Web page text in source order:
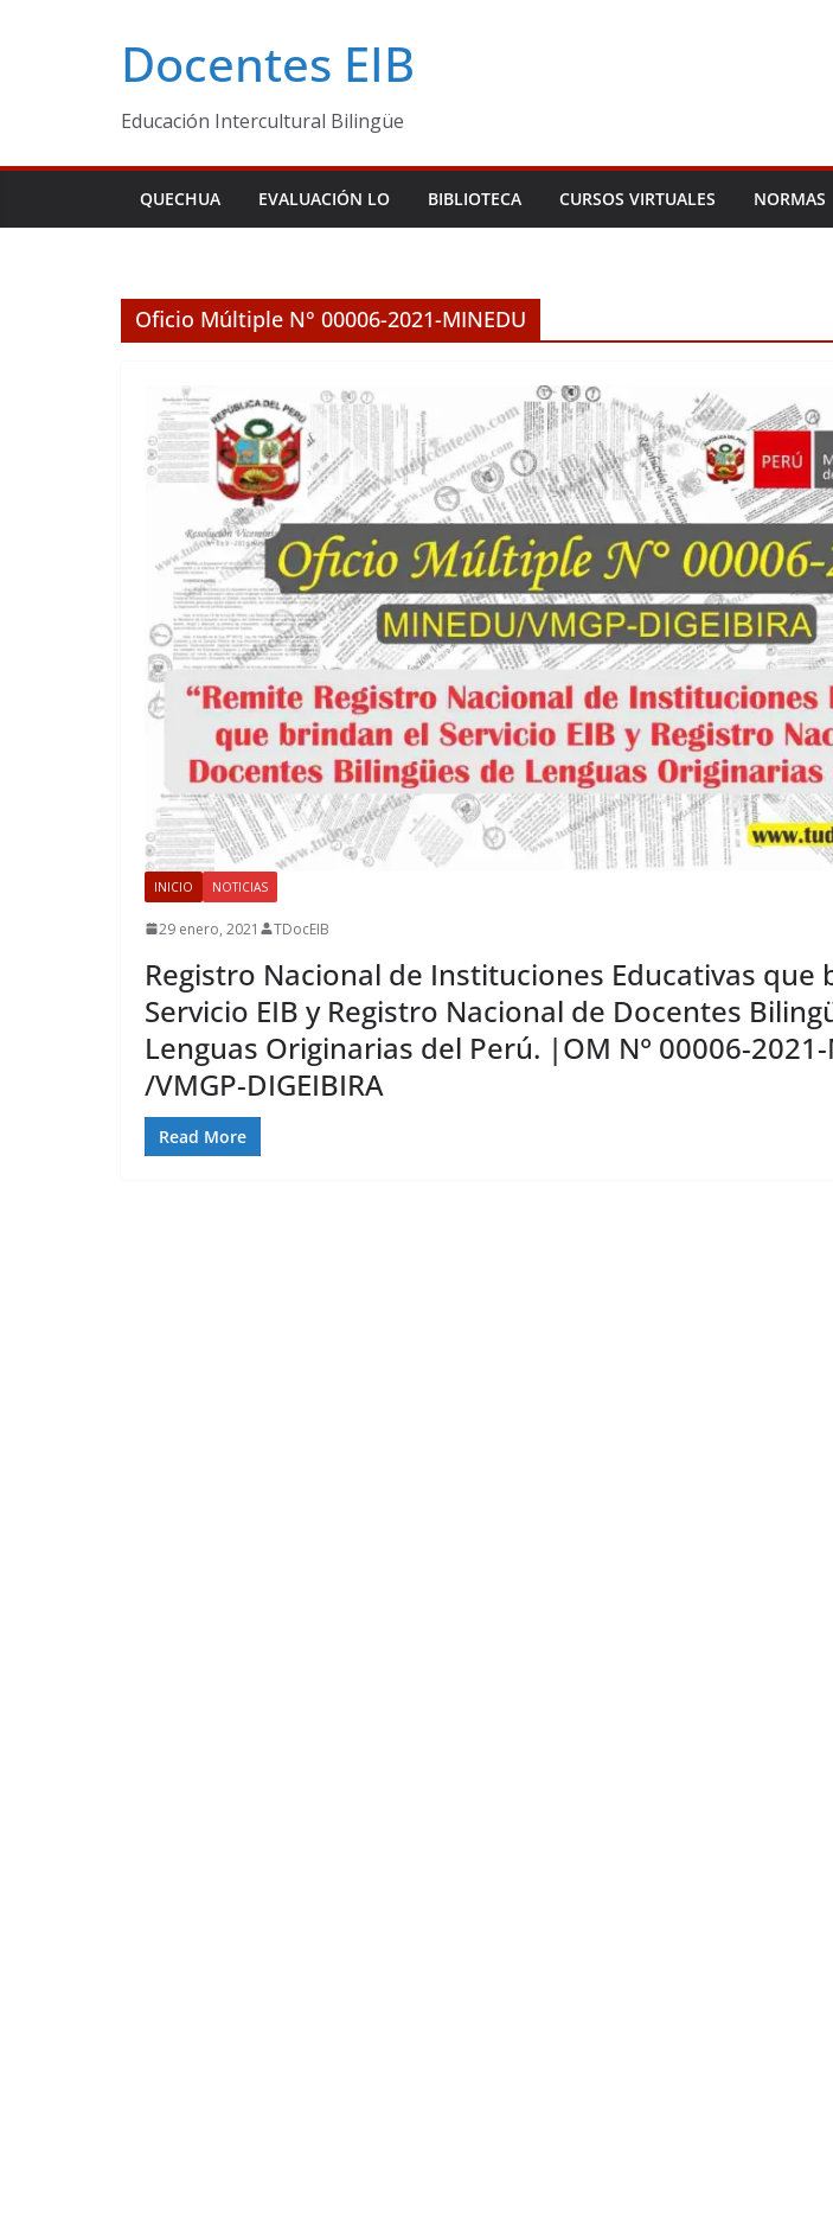
Docentes EIB
Educación Intercultural Bilingüe
QUECHUA EVALUACIÓN LO BIBLIOTECA CURSOS VIRTUALES NORMAS
Oficio Múltiple N° 00006-2021-MINEDU
INICIO NOTICIAS
29 enero, 2021 TDocEIB
Registro Nacional de Instituciones Educativas que
Servicio EIB y Registro Nacional de Docentes
Lenguas Originarias del Perú. |OM N° 00006-2021-
/VMGP-DIGEIBIRA
Read More